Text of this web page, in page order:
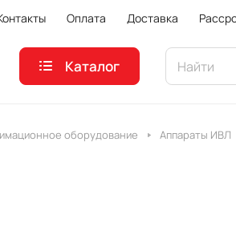
Оплата Доставка
Каталог
оборудование Аппараты ИВЛ